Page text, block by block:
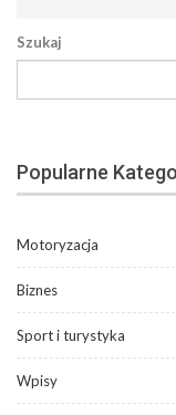
Szukaj
Popularne
Motoryzacja
Biznes
Sport i turystyka
Wpisy